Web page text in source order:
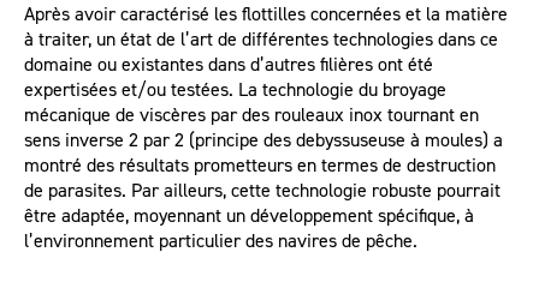
Après avoir caractérisé les flottilles concernées et la matière
à traiter, un état de l’art de différentes technologies dans ce
domaine ou existantes dans d’autres filières ont été
expertisées et/ou testées. La technologie du broyage
mécanique de viscères par des rouleaux inox tournant en
sens inverse 2 par 2 (principe des debyssuseuse à moules) a
montré des résultats prometteurs en termes de destruction
de parasites. Par ailleurs, cette technologie robuste pourrait
être adaptée, moyennant un développement spécifique, à
l’environnement particulier des navires de pêche.